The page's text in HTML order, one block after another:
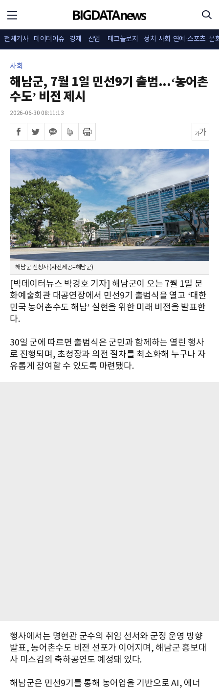
전체기사 데이터이슈 경제 산업 테크놀로지 정치·사회 연예·스포츠 문
사회
해남군, 7월 1일 민선9기 출범...‘농어촌
수도’ 비전 제시
2026-06-30 08:11:13
해남군 신청사 (사진제공=해남군)
[빅데이터뉴스 박경호 기자] 해남군이 오는 7월 1일 문
화예술회관 대공연장에서 민선9기 출범식을 열고 ‘대한
민국 농어촌수도 해남’ 실현을 위한 미래 비전을 발표한
다.
30일 군에 따르면 출범식은 군민과 함께하는 열린 행사
로 진행되며, 초청장과 의전 절차를 최소화해 누구나 자
유롭게 참여할 수 있도록 마련됐다.
행사에서는 명현관 군수의 취임 선서와 군정 운영 방향
발표, 농어촌수도 비전 선포가 이어지며, 해남군 홍보대
사 미스김의 축하공연도 예정돼 있다.
해남군은 민선9기를 통해 농어업을 기반으로 AI, 에너